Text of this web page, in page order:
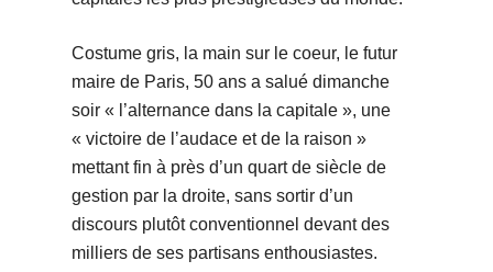
Costume gris, la main sur le coeur, le futur
maire de Paris, 50 ans a salué dimanche
soir « l’alternance dans la capitale », une
« victoire de l’audace et de la raison »
mettant fin à près d’un quart de siècle de
gestion par la droite, sans sortir d’un
discours plutôt conventionnel devant des
milliers de ses partisans enthousiastes.